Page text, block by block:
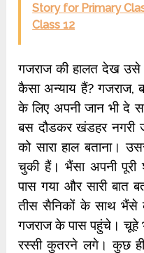
Story for Primary
Class 12
गजराज की हालत देख उसे
कैसा अन्याय हैं? गजराज,
के लिए अपनी जान भी दे
बस दौडकर खंडहर नगरी
को सारा हाल बताना।
चुकी हैं। भैंसा अपनी पूरी
पास गया और सारी बात
तीस सैनिकों के साथ भैंसे
गजराज के पास पहुंचे।
रस्सी कुतरने लगे। कुछ